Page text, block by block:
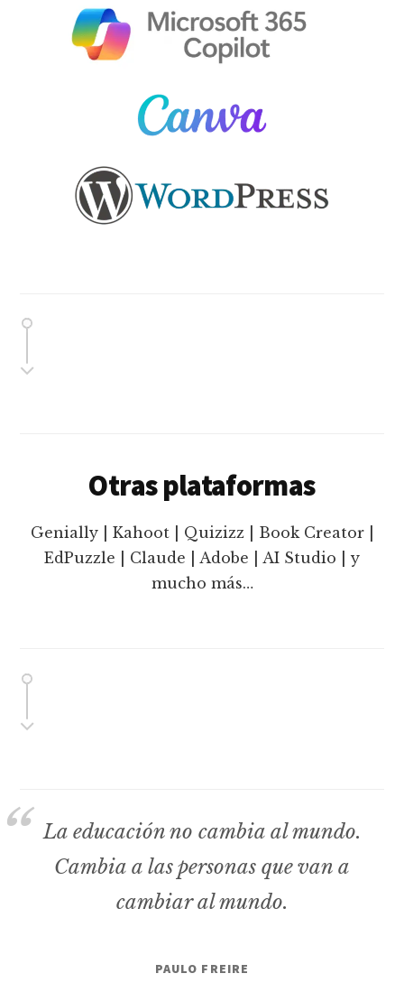
Otras plataformas
Genially | Kahoot | Quizizz | Book Creator |
EdPuzzle | Claude | Adobe | AI Studio | y
mucho más…
La educación no cambia al mundo.
Cambia a las personas que van a
cambiar al mundo.
PAULO FREIRE